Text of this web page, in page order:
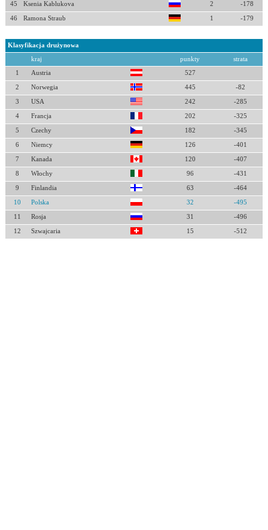
45 Ksenia Kablukova 2 -178
46 Ramona Straub 1 -179
Klasyfikacja drużynowa
kraj punkty strata
1 Austria 527
2 Norwegia 445 -82
3 USA 242 -285
4 Francja 202 -325
5 Czechy 182 -345
6 Niemcy 126 -401
7 Kanada 120 -407
8 Włochy 96 -431
9 Finlandia 63 -464
10 Polska 32 -495
11 Rosja 31 -496
12 Szwajcaria 15 -512